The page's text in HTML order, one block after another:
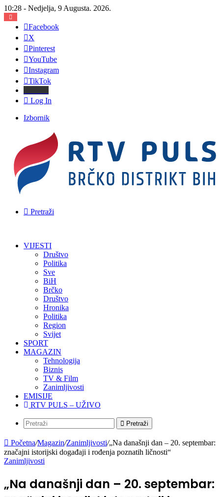
10:28 - Nedjelja, 9 Augusta. 2026.
Facebook
X
Pinterest
YouTube
Instagram
TikTok
Log In
Izbornik
Pretraži
VIJESTI
Društvo
Politika
Sve
BiH
Brčko
Društvo
Hronika
Politika
Region
Svijet
SPORT
MAGAZIN
Tehnologija
Biznis
TV & Film
Zanimljivosti
EMISIJE
RTV PULS – UŽIVO
Pretraži
Početna/Magazin/Zanimljivosti/„Na današnji dan – 20. septembar:
značajni istorijski događaji i rođenja poznatih ličnosti“
Zanimljivosti
„Na današnji dan – 20. septembar: